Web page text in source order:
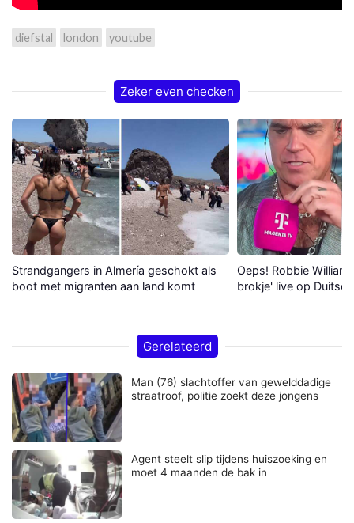
diefstal london youtube
Zeker even checken
Strandgangers in Almería geschokt als
boot met migranten aan land komt
Oeps! Robbie
brokje' live op Duitse
Gerelateerd
Man (76) slachtoffer van gewelddadige
straatroof, politie zoekt deze jongens
Agent steelt slip tijdens huiszoeking en
moet 4 maanden de bak in